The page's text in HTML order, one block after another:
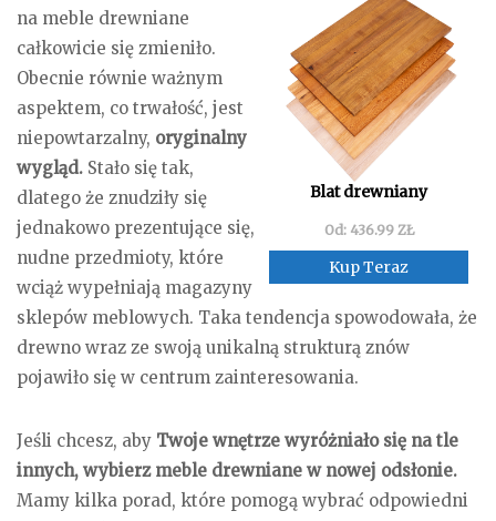
Blat drewniany
Od: 436.99 ZŁ
Kup Teraz
na meble drewniane
całkowicie się zmieniło.
Obecnie równie ważnym
aspektem, co trwałość, jest
niepowtarzalny, oryginalny
wygląd. Stało się tak,
dlatego że znudziły się
jednakowo prezentujące się,
nudne przedmioty, które
wciąż wypełniają magazyny
sklepów meblowych. Taka tendencja spowodowała, że
drewno wraz ze swoją unikalną strukturą znów
pojawiło się w centrum zainteresowania.
Jeśli chcesz, aby Twoje wnętrze wyróżniało się na tle
innych, wybierz meble drewniane w nowej odsłonie.
Mamy kilka porad, które pomogą wybrać odpowiedni